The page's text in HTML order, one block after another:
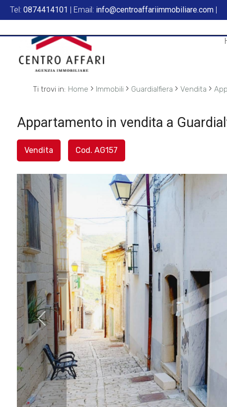
Tel: 0874414101 | Email: info@centroaffariimmobiliare.com |
Ti trovi in: Home › Immobili › Guardialfiera › Vendita ›
Appartamento in vendita a
Vendita Cod. AG157
L'AGENZIA
SERVIZI
AFFITTO
SFOGLIA
NOSTRO
GIORNALINO
CONTATTI
Codice
Vendita
Affitto
Scegli
dove
cercare
Provincia
Comune
Tipologia
-
multiscelta